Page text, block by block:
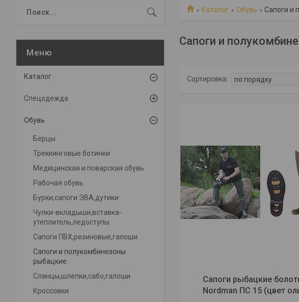
Каталог Обувь Сапоги и
Сапоги и
Сапоги рыбацкие
Nordman ПС 15 (цвет
Каталог
Спецодежда
Обувь
Берцы
Треккинговые ботинки
Медицинская и поварская обувь
Рабочая обувь
Бурки,сапоги ЭВА,дутики
Чулки-вкладыши,вставка-
утеплитель,ледоступы
Сапоги ПВХ,резиновые,галоши
Сапоги и полукомбинезоны
рыбацкие
Сланцы,шлепки,сабо,галоши
Кроссовки